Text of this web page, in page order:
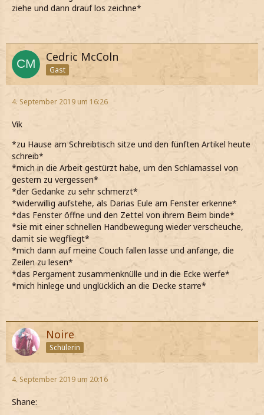
ziehe und dann drauf los zeichne*
Cedric McColn
Gast
4. September 2019 um 16:26
Vik
*zu Hause am Schreibtisch sitze und den fünften Artikel heute
schreib*
*mich in die Arbeit gestürzt habe, um den Schlamassel von
gestern zu vergessen*
*der Gedanke zu sehr schmerzt*
*widerwillig aufstehe, als Darias Eule am Fenster erkenne*
*das Fenster öffne und den Zettel von ihrem Beim binde*
*sie mit einer schnellen Handbewegung wieder verscheuche,
damit sie wegfliegt*
*mich dann auf meine Couch fallen lasse und anfange, die
Zeilen zu lesen*
*das Pergament zusammenknülle und in die Ecke werfe*
*mich hinlege und unglücklich an die Decke starre*
Noire
Schülerin
4. September 2019 um 20:16
Shane: